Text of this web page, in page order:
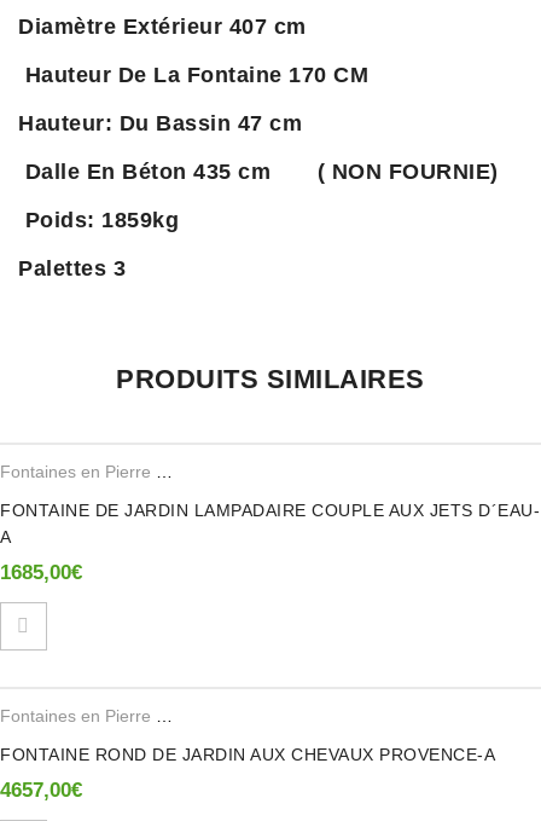
Diamètre Extérieur 407 cm
Hauteur De La Fontaine 170 CM
Hauteur: Du Bassin 47 cm
Dalle En Béton 435 cm ( NON FOURNIE)
Poids: 1859kg
Palettes 3
PRODUITS SIMILAIRES
FONTAINE DE JARDIN LAMPADAIRE COUPLE AUX JETS D´EAU-
A
1685,00€
FONTAINE ROND DE JARDIN AUX CHEVAUX PROVENCE-A
4657,00€